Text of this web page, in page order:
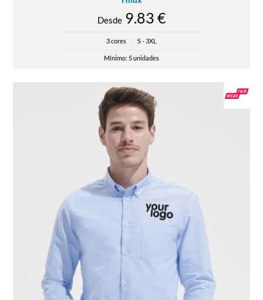
Desde9.83 €
3 cores S - 3XL
Mínimo: 5 unidades